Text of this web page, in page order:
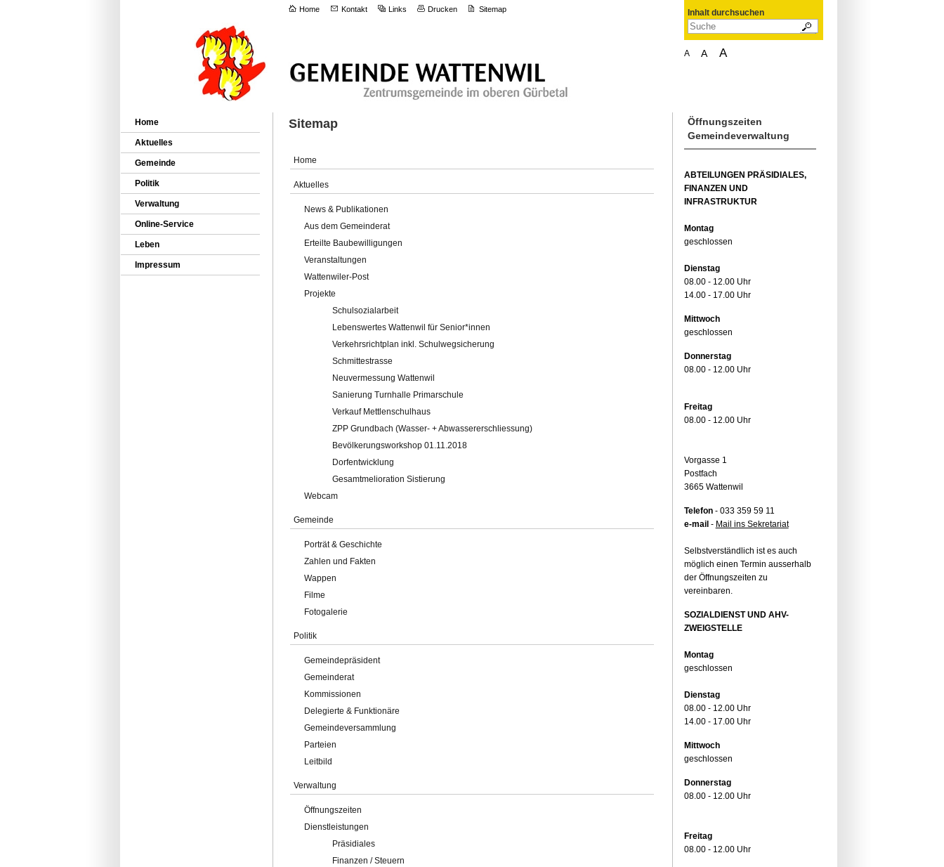
Home Kontakt Links Drucken Sitemap Inhalt durchsuchen
A A A
Home
Aktuelles
Gemeinde
Politik
Verwaltung
Online-Service
Leben
Impressum
Sitemap
Home
Aktuelles
News & Publikationen
Aus dem Gemeinderat
Erteilte Baubewilligungen
Veranstaltungen
Wattenwiler-Post
Projekte
Schulsozialarbeit
Lebenswertes Wattenwil für Senior*innen
Verkehrsrichtplan inkl. Schulwegsicherung
Schmittestrasse
Neuvermessung Wattenwil
Sanierung Turnhalle Primarschule
Verkauf Mettlenschulhaus
ZPP Grundbach (Wasser- + Abwassererschliessung)
Bevölkerungsworkshop 01.11.2018
Dorfentwicklung
Gesamtmelioration Sistierung
Webcam
Gemeinde
Porträt & Geschichte
Zahlen und Fakten
Wappen
Filme
Fotogalerie
Politik
Gemeindepräsident
Gemeinderat
Kommissionen
Delegierte & Funktionäre
Gemeindeversammlung
Parteien
Leitbild
Verwaltung
Öffnungszeiten
Dienstleistungen
Präsidiales
Finanzen / Steuern
Öffnungszeiten
Gemeindeverwaltung
ABTEILUNGEN PRÄSIDIALES,
FINANZEN UND
INFRASTRUKTUR
Montag
geschlossen
Dienstag
08.00 - 12.00 Uhr
14.00 - 17.00 Uhr
Mittwoch
geschlossen
Donnerstag
08.00 - 12.00 Uhr
Freitag
08.00 - 12.00 Uhr
Vorgasse 1
Postfach
3665 Wattenwil
Telefon- 033 359 59 11
e-mail - Mail ins Sekretariat
Selbstverständlich ist es auch
möglich einen Termin ausserhalb
der Öffnungszeiten zu
vereinbaren.
SOZIALDIENST UND AHV-
ZWEIGSTELLE
Montag
geschlossen
Dienstag
08.00 - 12.00 Uhr
14.00 - 17.00 Uhr
Mittwoch
geschlossen
Donnerstag
08.00 - 12.00 Uhr
Freitag
08.00 - 12.00 Uhr